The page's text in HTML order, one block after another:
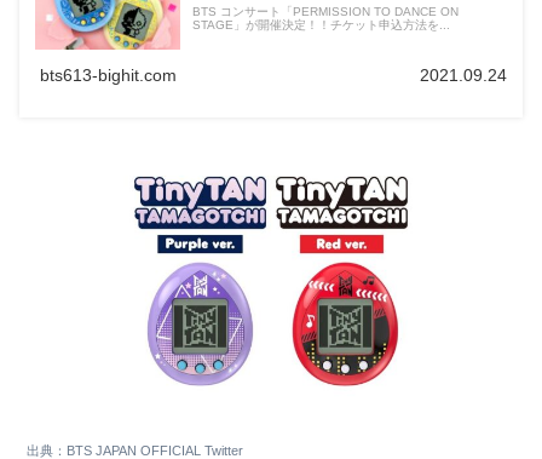
BTS コンサート「PERMISSION TO DANCE ON
STAGE」が開催決定！！チケット申込方法を...
bts613-bighit.com 2021.09.24
出典：BTS JAPAN OFFICIAL Twitter